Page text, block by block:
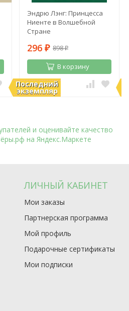
Последний
экземпляр
Эндрю Лэнг: Принцесса
Ниенте в Волшебной
Стране
296 ₽ 898₽
В корзину
В наличии
ЛИЧНЫЙ КАБИНЕТ
Мои заказы
Партнерская программа
Мой профиль
Подарочные сертификаты
Мои подписки